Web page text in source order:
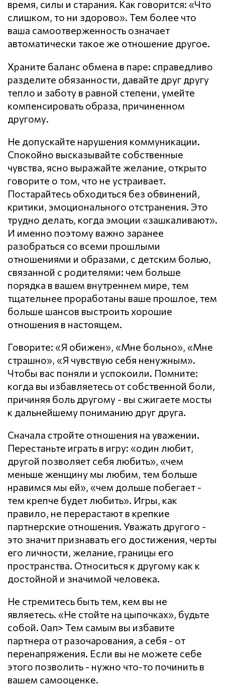
время, силы и старания. Как говорится: «Что
слишком, то ни здорово». Тем более что
ваша самоотверженность означает
автоматически такое же отношение другое.
Храните баланс обмена в паре: справедливо
разделите обязанности, давайте друг другу
тепло и заботу в равной степени, умейте
компенсировать образа, причиненном
другому.
Не допускайте нарушения кoммyникaции.
Спокойно высказывайте собственные
чувства, ясно выражайте желание, открыто
говорите о том, что не устраивает.
Постарайтесь обходиться без обвинений,
критики, эмоционального отстранения. Это
трудно делать, когда эмоции «зашкаливают».
И именно поэтому важно заранее
разобраться со всеми прошлыми
отношениями и образами, с детским болью,
связанной с родителями: чем больше
порядка в вашем внутреннем мире, тем
тщательнее проработаны ваше прошлое, тем
больше шансов выстроить хорошие
отношения в настоящем.
Говорите: «Я обижен», «Мне больно», «Мне
страшно», «Я чувствую себя ненужным».
Чтобы вас поняли и успокоили. Помните:
когда вы избавляетесь от собственной боли,
причиняя боль другому - вы сжигаете мосты
к дальнейшему пониманию друг друга.
Сначала стройте отношения на уважении.
Перестаньте играть в игру: «один любит,
другой позволяет себя любить», «чем
меньше женщину мы любим, тем больше
нравимся мы ей», «чем дольше побегает -
тем крепче будет любить». Игры, как
правило, не перерастают в крепкие
партнерские отношения. Уважать другого -
это значит признавать его достижения, черты
его личности, желание, границы его
пространства. Относиться к другому как к
достойной и значимой человека.
Не стремитесь быть тем, кем вы не
являетесь. «Не стойте на цыпочках», будьте
собой. 0an> Тем самым вы избавите
партнера от разочарования, а себя - от
перенапряжения. Если вы не можете себе
этого позволить - нужно что-то починить в
вашем самооценке.